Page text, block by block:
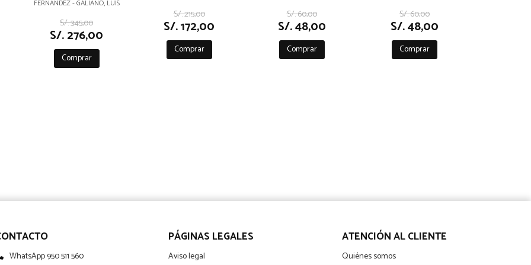
FERNÁNDEZ - GALIANO, LUIS
S/. 345,00
S/. 276,00
Comprar
S/. 215,00
S/. 172,00
Comprar
S/. 60,00
S/. 48,00
Comprar
S/. 60,00
S/. 48,00
Comprar
WhatsApp 950 511 560
PÁGINAS LEGALES
Aviso legal
ATENCIÓN AL CLIENTE
Quiénes somos